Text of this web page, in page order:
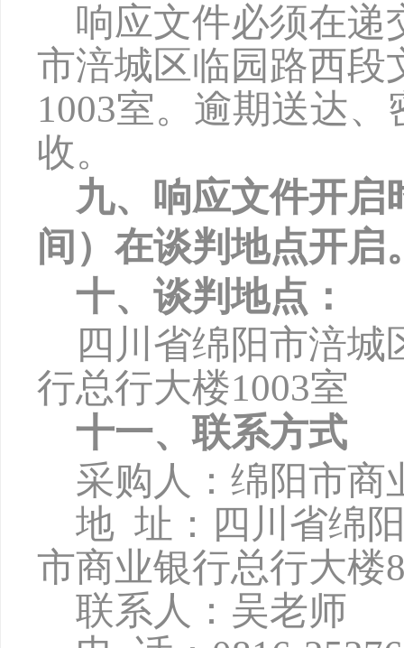
响应文件必须在递
市涪城区临园路西段
1003室。逾期送达、
收。
九、响应文件开启
间）在谈判地点开启
十、谈判地点：
四川省绵阳市涪
行总行大楼1003室
十一、联系方式
采购人：绵阳市商
地 址：四川省绵
市商业银行总行大楼
联系人：吴老师